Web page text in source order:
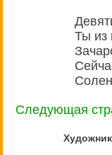
Ты из
Следующая